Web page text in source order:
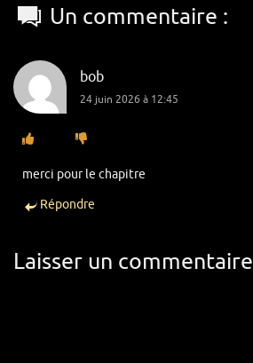
Un commentaire :
bob
24 juin 2026 à 12:45
merci pour le chapitre
Répondre
Laisser un commentaire